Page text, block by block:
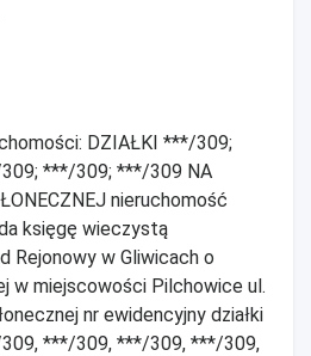
DZIAŁKI ***/309;
***/309; ***/309 NA
nieruchomość
księgę wieczystą
Rejonowy w Gliwicach o
w miejscowości Pilchowice ul.
nr ewidencyjny działki
***/309, ***/309, ***/309,